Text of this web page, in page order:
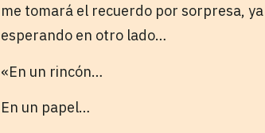
me tomará el recuerdo por sorpresa,
esperando en otro lado…
«En un rincón…
En un papel…